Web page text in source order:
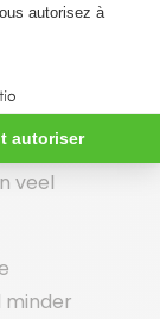
in de
een zeer
van
minder
veel
minder